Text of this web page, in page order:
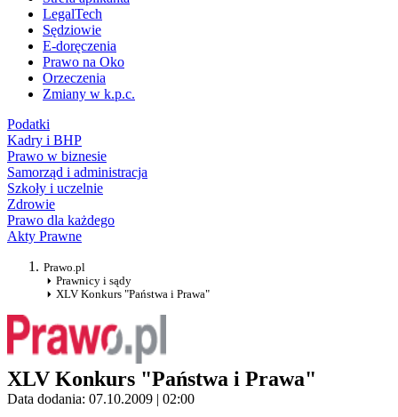
LegalTech
Sędziowie
E-doręczenia
Prawo na Oko
Orzeczenia
Zmiany w k.p.c.
Podatki
Kadry i BHP
Prawo w biznesie
Samorząd i administracja
Szkoły i uczelnie
Zdrowie
Prawo dla każdego
Akty Prawne
Prawo.pl
Prawnicy i sądy
XLV Konkurs "Państwa i Prawa"
XLV Konkurs "Państwa i Prawa"
Data dodania: 07.10.2009 | 02:00